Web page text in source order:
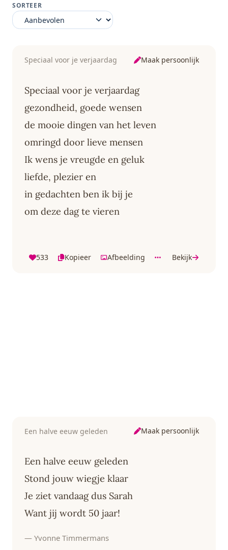
SORTEER
Speciaal voor je verjaardag Maak persoonlijk
Speciaal voor je verjaardag
gezondheid, goede wensen
de mooie dingen van het leven
omringd door lieve mensen
Ik wens je vreugde en geluk
liefde, plezier en
in gedachten ben ik bij je
om deze dag te vieren
533 Kopieer Afbeelding Bekijk
Een halve eeuw geleden Maak persoonlijk
Een halve eeuw geleden
Stond jouw wiegje klaar
Je ziet vandaag dus Sarah
Want jij wordt 50 jaar!
— Yvonne Timmermans